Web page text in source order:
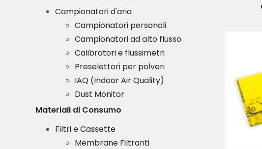
Campionatori d'aria
Campionatori personali
Campionatori ad alto flusso
Calibratori e flussimetri
Preselettori per polveri
IAQ (Indoor Air Quality)
Dust Monitor
Materiali di Consumo
Filtri e Cassette
Membrane Filtranti